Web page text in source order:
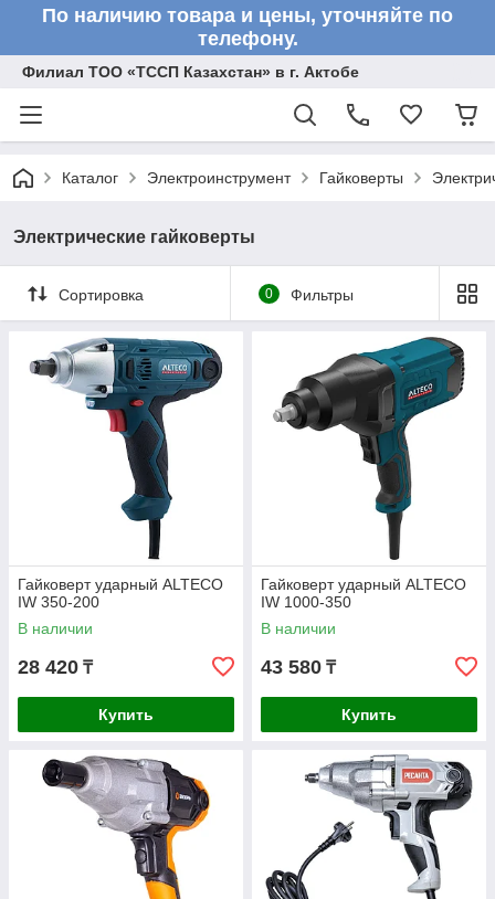
По наличию товара и цены, уточняйте по
телефону.
Филиал ТОО «ТССП Казахстан» в г. Актобе
Каталог Электроинструмент Гайковерты
Электрические гайковерты
Сортировка 0 Фильтры
Гайковерт ударный ALTECO
IW 350-200
В наличии
28 420 ₸
Купить
Гайковерт ударный ALTECO
IW 1000-350
В наличии
43 580 ₸
Купить